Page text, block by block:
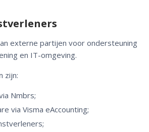
externe partijen voor ondersteuning
en IT-omgeving.
zijn:
Nmbrs;
via Visma eAccounting;